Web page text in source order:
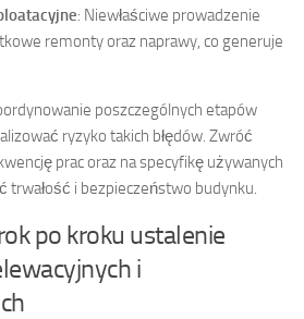
: Niewłaściwe prowadzenie
remonty oraz naprawy, co generuje
poszczególnych etapów
ryzyko takich błędów. Zwróć
prac oraz na specyfikę używanych
trwałość i bezpieczeństwo budynku.
po kroku ustalenie
i